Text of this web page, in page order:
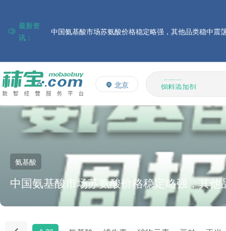
最新资
讯：
住友化学公布2026财年第一季度业绩
大成食品：2026年半年度毛利3.32亿元，同比上升8.9%
ADM发布2026年第二季度财务业绩
北京
L-赖氨酸硫酸盐
多维
多矿
维生素
饲料添加剂
氨基酸
中国氨基酸市场苏氨酸价格稳定略强，其